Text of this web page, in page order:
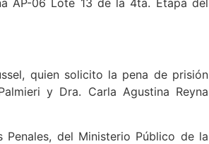
AP-06 Lote 13 de la 4ta. Etapa del
quien solicito la pena de prisión
y Dra. Carla Agustina Reyna
del Ministerio Público de la